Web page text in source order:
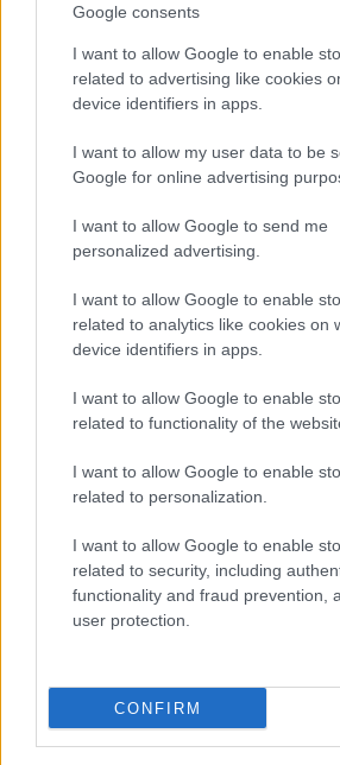
Google consents
I want to allow Google to enable
related to advertising like cookies
device identifiers in apps.
I want to allow my user data to be
Google for online advertising
I want to allow Google to send me
personalized advertising.
I want to allow Google to enable
related to analytics like cookies on
device identifiers in apps.
I want to allow Google to enable
related to functionality of the
I want to allow Google to enable
related to personalization.
I want to allow Google to enable
related to security, including
functionality and fraud prevention,
user protection.
CONFIRM
CHI SIAMO CONTATTI PUBBLICITÀ
OTTO CHANNEL
Iscritto al Registro degli Operatori di
© Riproduzione Riservata – Ne è
riproduzione parziale con citazione